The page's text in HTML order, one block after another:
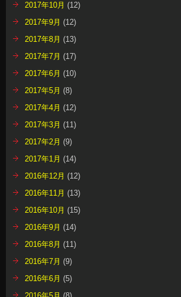
2017年10月 (12)
2017年9月 (12)
2017年8月 (13)
2017年7月 (17)
2017年6月 (10)
2017年5月 (8)
2017年4月 (12)
2017年3月 (11)
2017年2月 (9)
2017年1月 (14)
2016年12月 (12)
2016年11月 (13)
2016年10月 (15)
2016年9月 (14)
2016年8月 (11)
2016年7月 (9)
2016年6月 (5)